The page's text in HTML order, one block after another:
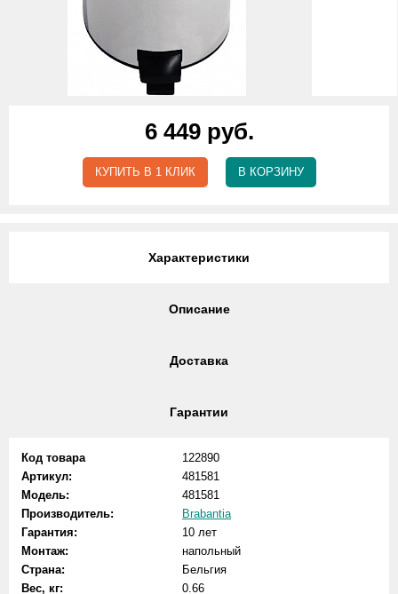
6 449 руб.
КУПИТЬ В 1 КЛИК В КОРЗИНУ
Характеристики
Описание
Доставка
Гарантии
Код товара
122890
Артикул:
481581
Модель:
481581
Производитель:
Brabantia
Гарантия:
10 лет
Монтаж:
напольный
Страна:
Бельгия
Вес, кг:
0.66